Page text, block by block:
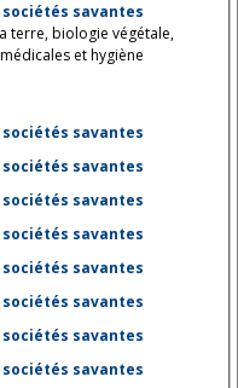
savantes
terre, biologie végétale,
et hygiène
savantes
savantes
savantes
savantes
savantes
savantes
savantes
savantes